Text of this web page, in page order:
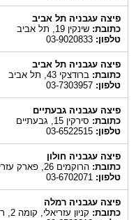
פיצה עגבניה תל אביב
כתובת:שינקין 19, תל אביב
טלפון:03-9020833
פיצה עגבניה תל אביב
כתובת:ברודצקי 43, תל אביב
טלפון:03-7303957
פיצה עגבניה גבעתיים
כתובת:סירקין 15, גבעתיים
טלפון:03-6522515
פיצה עגבניה חולון
כתובת:הרוקמים 26, פארק עזריאלי, חולון
טלפון:03-6702071
פיצה עגבניה רמלה
כתובת:קניון עזריאלי, קומה 2, רמלה